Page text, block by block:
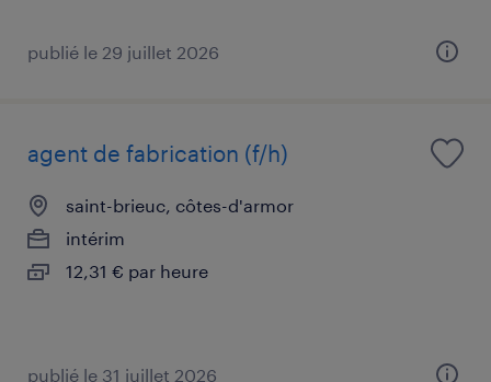
publié le 29 juillet 2026
agent de fabrication (f/h)
saint-brieuc, côtes-d'armor
intérim
12,31 € par heure
publié le 31 juillet 2026